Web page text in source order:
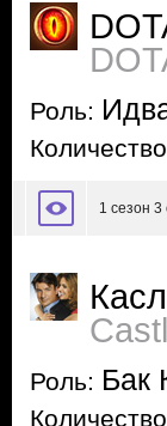
Роль:
1 сезон 3
Касл
Роль: Бак